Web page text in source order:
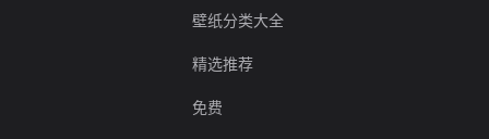
壁纸分类大全
精选推荐
免费